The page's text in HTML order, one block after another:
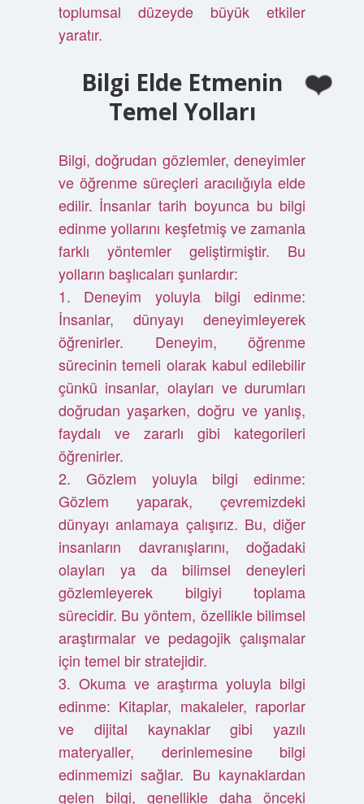
toplumsal düzeyde büyük etkiler
yaratır.
Bilgi Elde Etmenin
Temel Yolları
Bilgi, doğrudan gözlemler, deneyimler
ve öğrenme süreçleri aracılığıyla elde
edilir. İnsanlar tarih boyunca bu bilgi
edinme yollarını keşfetmiş ve zamanla
farklı yöntemler geliştirmiştir. Bu
yolların başlıcaları şunlardır:
1. Deneyim yoluyla bilgi edinme:
İnsanlar, dünyayı deneyimleyerek
öğrenirler. Deneyim, öğrenme
sürecinin temeli olarak kabul edilebilir
çünkü insanlar, olayları ve durumları
doğrudan yaşarken, doğru ve yanlış,
faydalı ve zararlı gibi kategorileri
öğrenirler.
2. Gözlem yoluyla bilgi edinme:
Gözlem yaparak, çevremizdeki
dünyayı anlamaya çalışırız. Bu, diğer
insanların davranışlarını, doğadaki
olayları ya da bilimsel deneyleri
gözlemleyerek bilgiyi toplama
sürecidir. Bu yöntem, özellikle bilimsel
araştırmalar ve pedagojik çalışmalar
için temel bir stratejidir.
3. Okuma ve araştırma yoluyla bilgi
edinme: Kitaplar, makaleler, raporlar
ve dijital kaynaklar gibi yazılı
materyaller, derinlemesine bilgi
edinmemizi sağlar. Bu kaynaklardan
gelen bilgi, genellikle daha önceki